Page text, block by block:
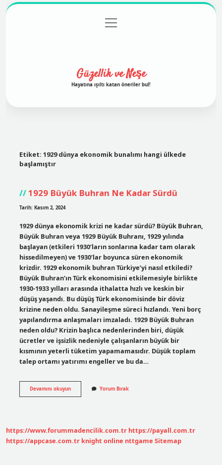
Gizlilik Politikası
menüyü
aç
Güzellik ve Neşe
Hayatına ışıltı katan öneriler bul!
Etiket: 1929 dünya ekonomik bunalımı hangi ülkede
başlamıştır
1929 Büyük Buhran Ne Kadar Sürdü
Tarih: Kasım 2, 2024
1929 dünya ekonomik krizi ne kadar sürdü? Büyük Buhran,
Büyük Buhran veya 1929 Büyük Buhranı, 1929 yılında
başlayan (etkileri 1930’ların sonlarına kadar tam olarak
hissedilmeyen) ve 1930’lar boyunca süren ekonomik
krizdir. 1929 ekonomik buhran Türkiye’yi nasıl etkiledi?
Büyük Buhran’ın Türk ekonomisini etkilemesiyle birlikte
1930-1933 yılları arasında ithalatta hızlı ve keskin bir
düşüş yaşandı. Bu düşüş Türk ekonomisinde bir döviz
krizine neden oldu. Sanayileşme süreci hızlandı. Yeni borç
yapılandırma anlaşmaları imzaladı. 1929 Büyük Buhran
neden oldu? Krizin başlıca nedenlerinden biri, düşük
ücretler ve işsizlik nedeniyle çalışanların büyük bir
kısmının yeterli tüketim yapamamasıdır. Düşük toplam
talep ortamı yatırımı engeller ve bu da…
Devamını okuyun1929
Büyük
Yorum Bırak
https://www.forummadencilik.com.tr https://payall.com.tr
https://appcase.com.tr knight online nttgame Sitemap